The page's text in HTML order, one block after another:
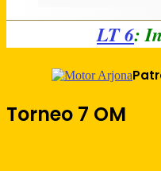
LT 6:
Torneo 7 OM